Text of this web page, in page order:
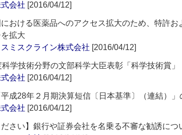
会社 [2016/04/12]
おける医薬品へのアクセス拡大のため、特許お
拡大
ミスクライン株式会社 [2016/04/12]
学技術分野の文部科学大臣表彰「科学技術賞
会社 [2016/04/12]
平成28年２月期決算短信〔日本基準〕（連結）
会社 [2016/04/12]
ださい】銀行や証券会社を名乗る不審な勧誘につ